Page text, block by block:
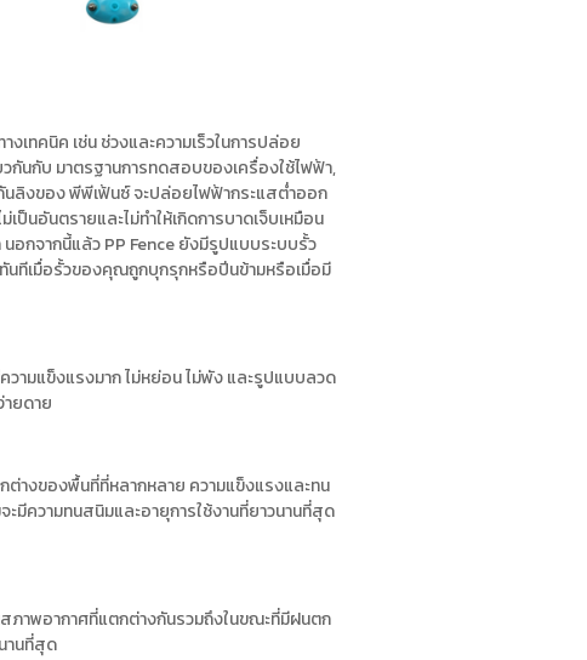
เทคนิค เช่น ช่วงและความเร็วในการปล่อย
กันกับ มาตรฐานการทดสอบของเครื่องใช้ไฟฟ้า,
ลิงของ พีพีเฟ้นซ์ จะปล่อยไฟฟ้ากระแสต่ำออก
นอันตรายและไม่ทำให้เกิดการบาดเจ็บเหมือน
อกจากนี้แล้ว PP Fence ยังมีรูปแบบระบบรั้ว
นทีเมื่อรั้วของคุณถูกบุกรุกหรือปีนข้ามหรือเมื่อมี
ามแข็งแรงมาก ไม่หย่อน ไม่พัง และรูปแบบลวด
ยดาย
างของพื้นที่ที่หลากหลาย ความแข็งแรงและทน
มีความทนสนิมและอายุการใช้งานที่ยาวนานที่สุด
ภาพอากาศที่แตกต่างกันรวมถึงในขณะที่มีฝนตก
านที่สุด